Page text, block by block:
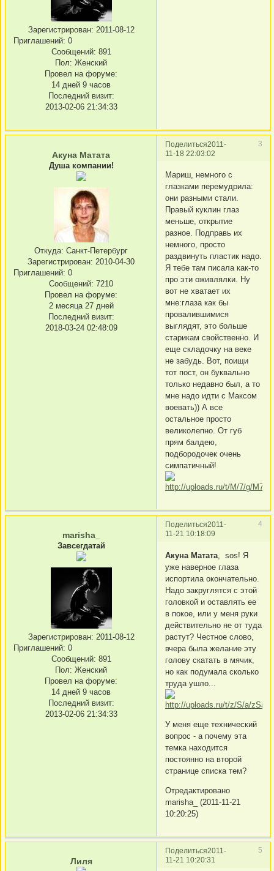
Зарегистрирован: 2011-08-12
Приглашений: 0
Сообщений: 891
Пол: Женский
Провел на форуме:
14 дней 9 часов
Последний визит:
2013-02-06 21:34:33
Поделиться 3
2011-
11-18 22:03:02
Акуна Матата
Душа компании!
Откуда: Санкт-Петербург
Зарегистрирован: 2010-04-30
Приглашений: 0
Сообщений: 7210
Провел на форуме:
2 месяца 27 дней
Последний визит:
2018-03-24 02:48:09
Мариш, немного с
глазками перемудрила:
они разными стали.
Правый куклин глаз
меньше, открытие
разное. Подправь их
немного, просто
раздвинуть пластик надо.
Я тебе там писала как-то
про эти оживлялки. Ну
вот не хватает их
мне:глаза как бы
провалившимися
выглядят, это больше
старикам свойственно. И
еще складочку на веке
не забудь. Вот, поищи
тот пост, он буквально
только недавно был, а то
мне надо идти с Максом
воевать)) А все
остальное просто
великолепно. От губ
прям балдею,
подбородочек очень
симпатичный!
Поделиться 4
2011-
11-21 10:18:09
marisha_
Завсегдатай
Зарегистрирован: 2011-08-12
Приглашений: 0
Сообщений: 891
Пол: Женский
Провел на форуме:
14 дней 9 часов
Последний визит:
2013-02-06 21:34:33
Акуна Матата , sos! Я
уже наверное глаза
испортила окончательно.
Надо закруглятся с этой
головкой и оставлять ее
в покое, или у меня руки
действительно не от туда
растут? Честное слово,
вчера была желание эту
голову скатать в мячик,
но как подумала сколько
труда ушло...
У меня еще технический
вопрос - а почему эта
темка находится
постоянно на второй
странице списка тем?
Отредактировано
marisha_ (2011-11-21
10:20:25)
Поделиться 5
2011-
11-21 10:20:31
Лиля